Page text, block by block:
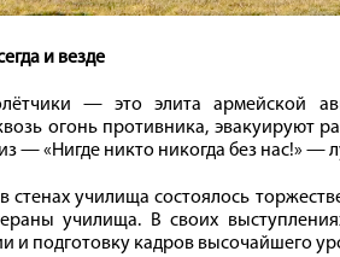
и везде
— это элита армейской
огонь противника, эвакуируют
— «Нигде никто никогда без нас!» —
стенах училища состоялось
училища. В своих
и подготовку кадров высочайшего